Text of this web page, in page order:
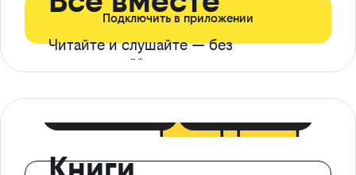
Читайте и слушайте — без
ограничений*
Подключить в приложении